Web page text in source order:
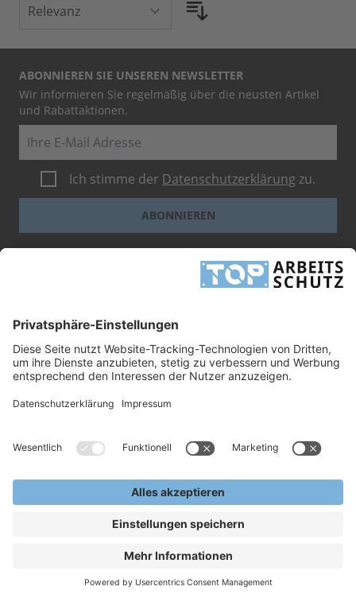
ABONNIEREN SIE UNSEREN NEWSLETTER
Wir informieren Sie regelmäßig über die neusten Artikel
und Rabattaktionen.
Ich stimme der Datenschutzerklärung zu.
ABONNIEREN
Dieses Formular ist durch reCAPTCHA geschützt - es gelten dieGoogle-
-Geschäftsbedingungen.
UNTERNEHMEN
RECHTLICHES
TOP ARBEITSSCHUTZ GMBH
24568 Kaltenkirchen
Fax +49 41 91/72 26 18-99
www.top-arbeitsschutz.de
Copyright © 2026, TOP Arbeitsschutz GmbH.
VERKAUF AN PRIVATPERSONEN